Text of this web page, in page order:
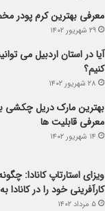
معرفی بهترین کرم پودر
۲۹ شهریور ۱۴۰۲
آیا در استان اردبیل می
کنیم؟
۲۸ شهریور ۱۴۰۲
بهترین مارک دریل چکشی
معرفی قابلیت ها
۱۴ شهریور ۱۴۰۲
ویزای استارتاپ کانادا:
کارآفرینی خود را در
۵ مرداد ۱۴۰۲